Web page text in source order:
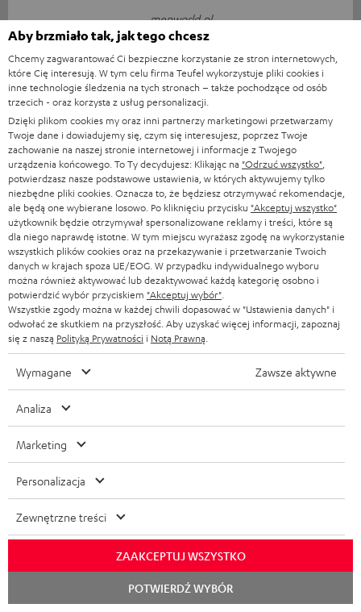
menworld.pl
29.06.2026
Więcej
Ocena: 9/10
20minutos
22.04.2026
Więcej
„Teufel CINEBAR 22 to jeden z tych zestawów, które nie
muszą niczego udowadniać na papierze, bo swoją wartość
Więcej
Aby brzmiało tak, jak tego chcesz
Chcemy zagwarantować Ci bezpieczne korzystanie ze stron internetowych,
które Cię interesują. W tym celu firma Teufel wykorzystuje pliki cookies i
inne technologie śledzenia na tych stronach – także pochodzące od osób
trzecich - oraz korzysta z usług personalizacji.
Dzięki plikom cookies my oraz inni partnerzy marketingowi przetwarzamy
Twoje dane i dowiadujemy się, czym się interesujesz, poprzez Twoje
zachowanie na naszej stronie internetowej i informacje z Twojego
urządzenia końcowego. To Ty decydujesz: Klikając na "Odrzuć wszystko"
potwierdzasz nasze podstawowe ustawienia, w których aktywujemy tylko
niezbędne pliki cookies. Oznacza to, że będziesz otrzymywać rekomendacje,
ale będą one wybierane losowo. Po kliknięciu przycisku "Akceptuj wszystko"
użytkownik będzie otrzymywał spersonalizowane reklamy i treści, które są
dla niego naprawdę istotne. W tym miejscu wyrażasz zgodę na wykorzystanie
wszystkich plików cookies oraz na przekazywanie i przetwarzanie Twoich
danych w krajach spoza UE/EOG. W przypadku indywidualnego wyboru
można również aktywować lub dezaktywować każdą kategorię osobno i
potwierdzić wybór przyciskiem "Akceptuj wybór"
Wszystkie zgody można w każdej chwili dopasować w "Ustawienia danych" i
odwołać ze skutkiem na przyszłość. Aby uzyskać więcej informacji, zapoznaj
się z naszą Polityką Prywatności i Notą Prawną
Wymagane Zawsze aktywne
Analiza
Marketing
Personalizacja
Zewnętrzne treści
ZAAKCEPTUJ WSZYSTKO
POTWIERDŹ WYBÓR